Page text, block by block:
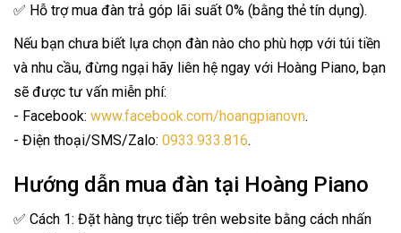
✅ Hỗ trợ mua đàn trả góp lãi suất 0% (bằng thẻ tín dụng).
Nếu bạn chưa biết lựa chọn đàn nào cho phù hợp với túi tiền
và nhu cầu, đừng ngại hãy liên hệ ngay với Hoàng Piano, bạn
sẽ được tư vấn miễn phí:
- Facebook: www.facebook.com/hoangpianovn.
- Điện thoại/SMS/Zalo: 0933.933.816.
Hướng dẫn mua đàn tại Hoàng Piano
✅ Cách 1: Đặt hàng trực tiếp trên website bằng cách nhấn